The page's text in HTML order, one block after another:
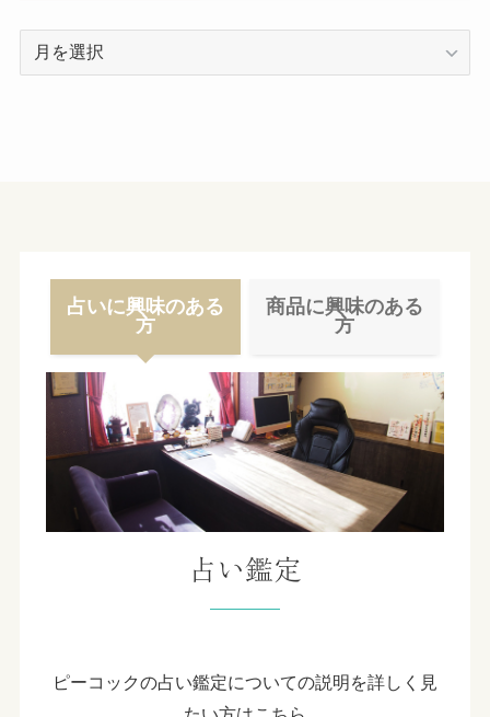
ー
占いに興味のある
方
商品に興味のある
方
占い鑑定
ピーコックの占い鑑定についての説明を詳しく見